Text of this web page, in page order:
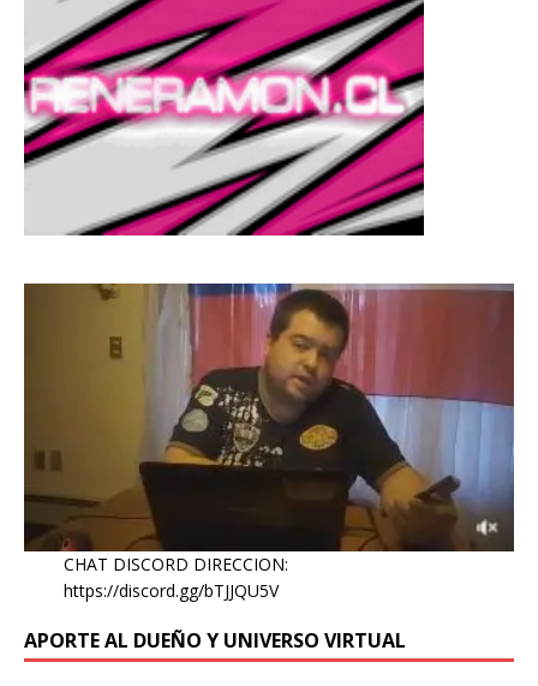
CHAT DISCORD DIRECCION:
https://discord.gg/bTJJQU5V
APORTE AL DUEÑO Y UNIVERSO VIRTUAL